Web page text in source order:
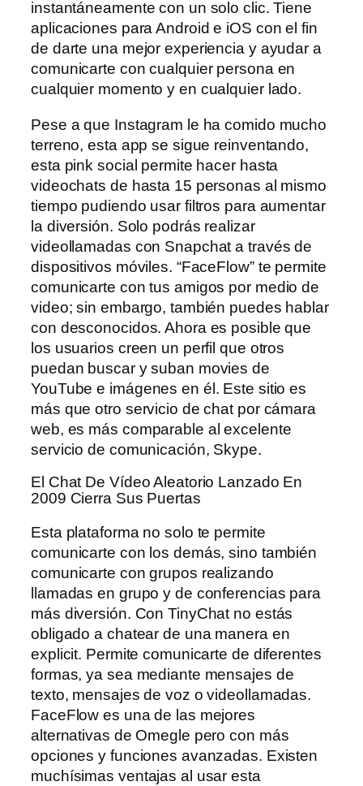
instantáneamente con un solo clic. Tiene
aplicaciones para Android e iOS con el fin
de darte una mejor experiencia y ayudar a
comunicarte con cualquier persona en
cualquier momento y en cualquier lado.
Pese a que Instagram le ha comido mucho
terreno, esta app se sigue reinventando,
esta pink social permite hacer hasta
videochats de hasta 15 personas al mismo
tiempo pudiendo usar filtros para aumentar
la diversión. Solo podrás realizar
videollamadas con Snapchat a través de
dispositivos móviles. “FaceFlow” te permite
comunicarte con tus amigos por medio de
video; sin embargo, también puedes hablar
con desconocidos. Ahora es posible que
los usuarios creen un perfil que otros
puedan buscar y suban movies de
YouTube e imágenes en él. Este sitio es
más que otro servicio de chat por cámara
web, es más comparable al excelente
servicio de comunicación, Skype.
El Chat De Vídeo Aleatorio Lanzado En
2009 Cierra Sus Puertas
Esta plataforma no solo te permite
comunicarte con los demás, sino también
comunicarte con grupos realizando
llamadas en grupo y de conferencias para
más diversión. Con TinyChat no estás
obligado a chatear de una manera en
explicit. Permite comunicarte de diferentes
formas, ya sea mediante mensajes de
texto, mensajes de voz o videollamadas.
FaceFlow es una de las mejores
alternativas de Omegle pero con más
opciones y funciones avanzadas. Existen
muchísimas ventajas al usar esta